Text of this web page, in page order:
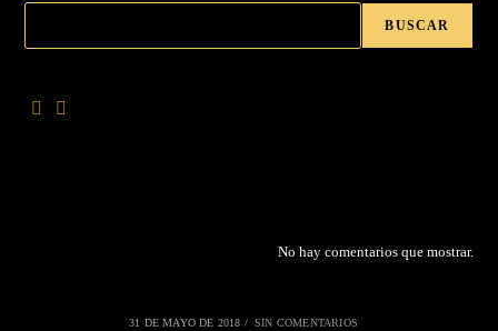
BUSCAR
No hay comentarios que mostrar.
31 DE MAYO DE 2018 / SIN COMENTARIOS